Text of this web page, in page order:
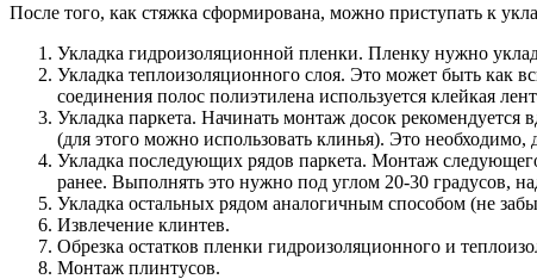
После того, как стяжка сформирована, можно приступать к
Укладка гидроизоляционной пленки. Пленку нужно
Укладка теплоизоляционного слоя. Это может быть как
соединения полос полиэтилена используется клейкая
Укладка паркета. Начинать монтаж досок
(для этого можно использовать клинья). Это
Укладка последующих рядов паркета. Монтаж
ранее. Выполнять это нужно под углом 20-30 градусов,
Укладка остальных рядом аналогичным способом (не
Извлечение клинтев.
Обрезка остатков пленки гидроизоляционного и
Монтаж плинтусов.